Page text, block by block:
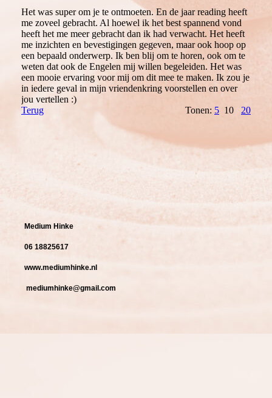
Het was super om je te ontmoeten. En de jaar reading heeft
me zoveel gebracht. Al hoewel ik het best spannend vond
heeft het me meer gebracht dan ik had verwacht. Het heeft
me inzichten en bevestigingen gegeven, maar ook hoop op
een bepaald onderwerp. Ik ben blij om te horen, ook om te
weten dat ook de Engelen mij willen begeleiden. Het was
een mooie ervaring voor mij om dit mee te maken. Ik zou je
in iedere geval in mijn vriendenkring voorstellen en over
jou vertellen :)
Terug
Tonen: 5 10 20
Medium Hinke
06 18825617
www.mediumhinke.nl
mediumhinke@gmail.com